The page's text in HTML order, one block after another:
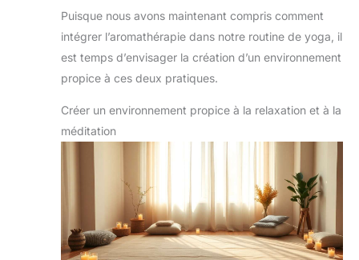
Puisque nous avons maintenant compris comment
intégrer l’aromathérapie dans notre routine de yoga, il
est temps d’envisager la création d’un environnement
propice à ces deux pratiques.
Créer un environnement propice à la relaxation et à la
méditation